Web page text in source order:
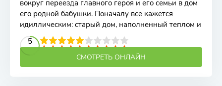
вокруг переезда главного героя и его семьи в дом
его родной бабушки. Поначалу все кажется
идиллическим: старый дом, наполненный теплом и
5
4 5 6 7 8 9 10
СМОТРЕТЬ ОНЛАЙН